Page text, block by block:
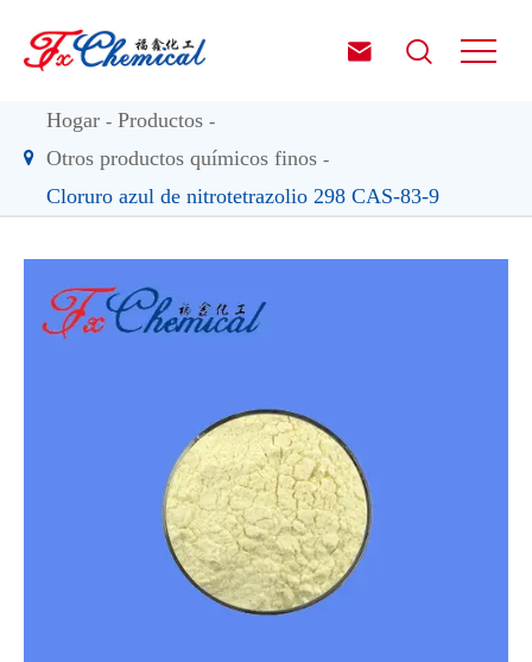
 
Hogar
Productos
Otros productos químicos finos
Cloruro azul de nitrotetrazolio 298 CAS-83-9